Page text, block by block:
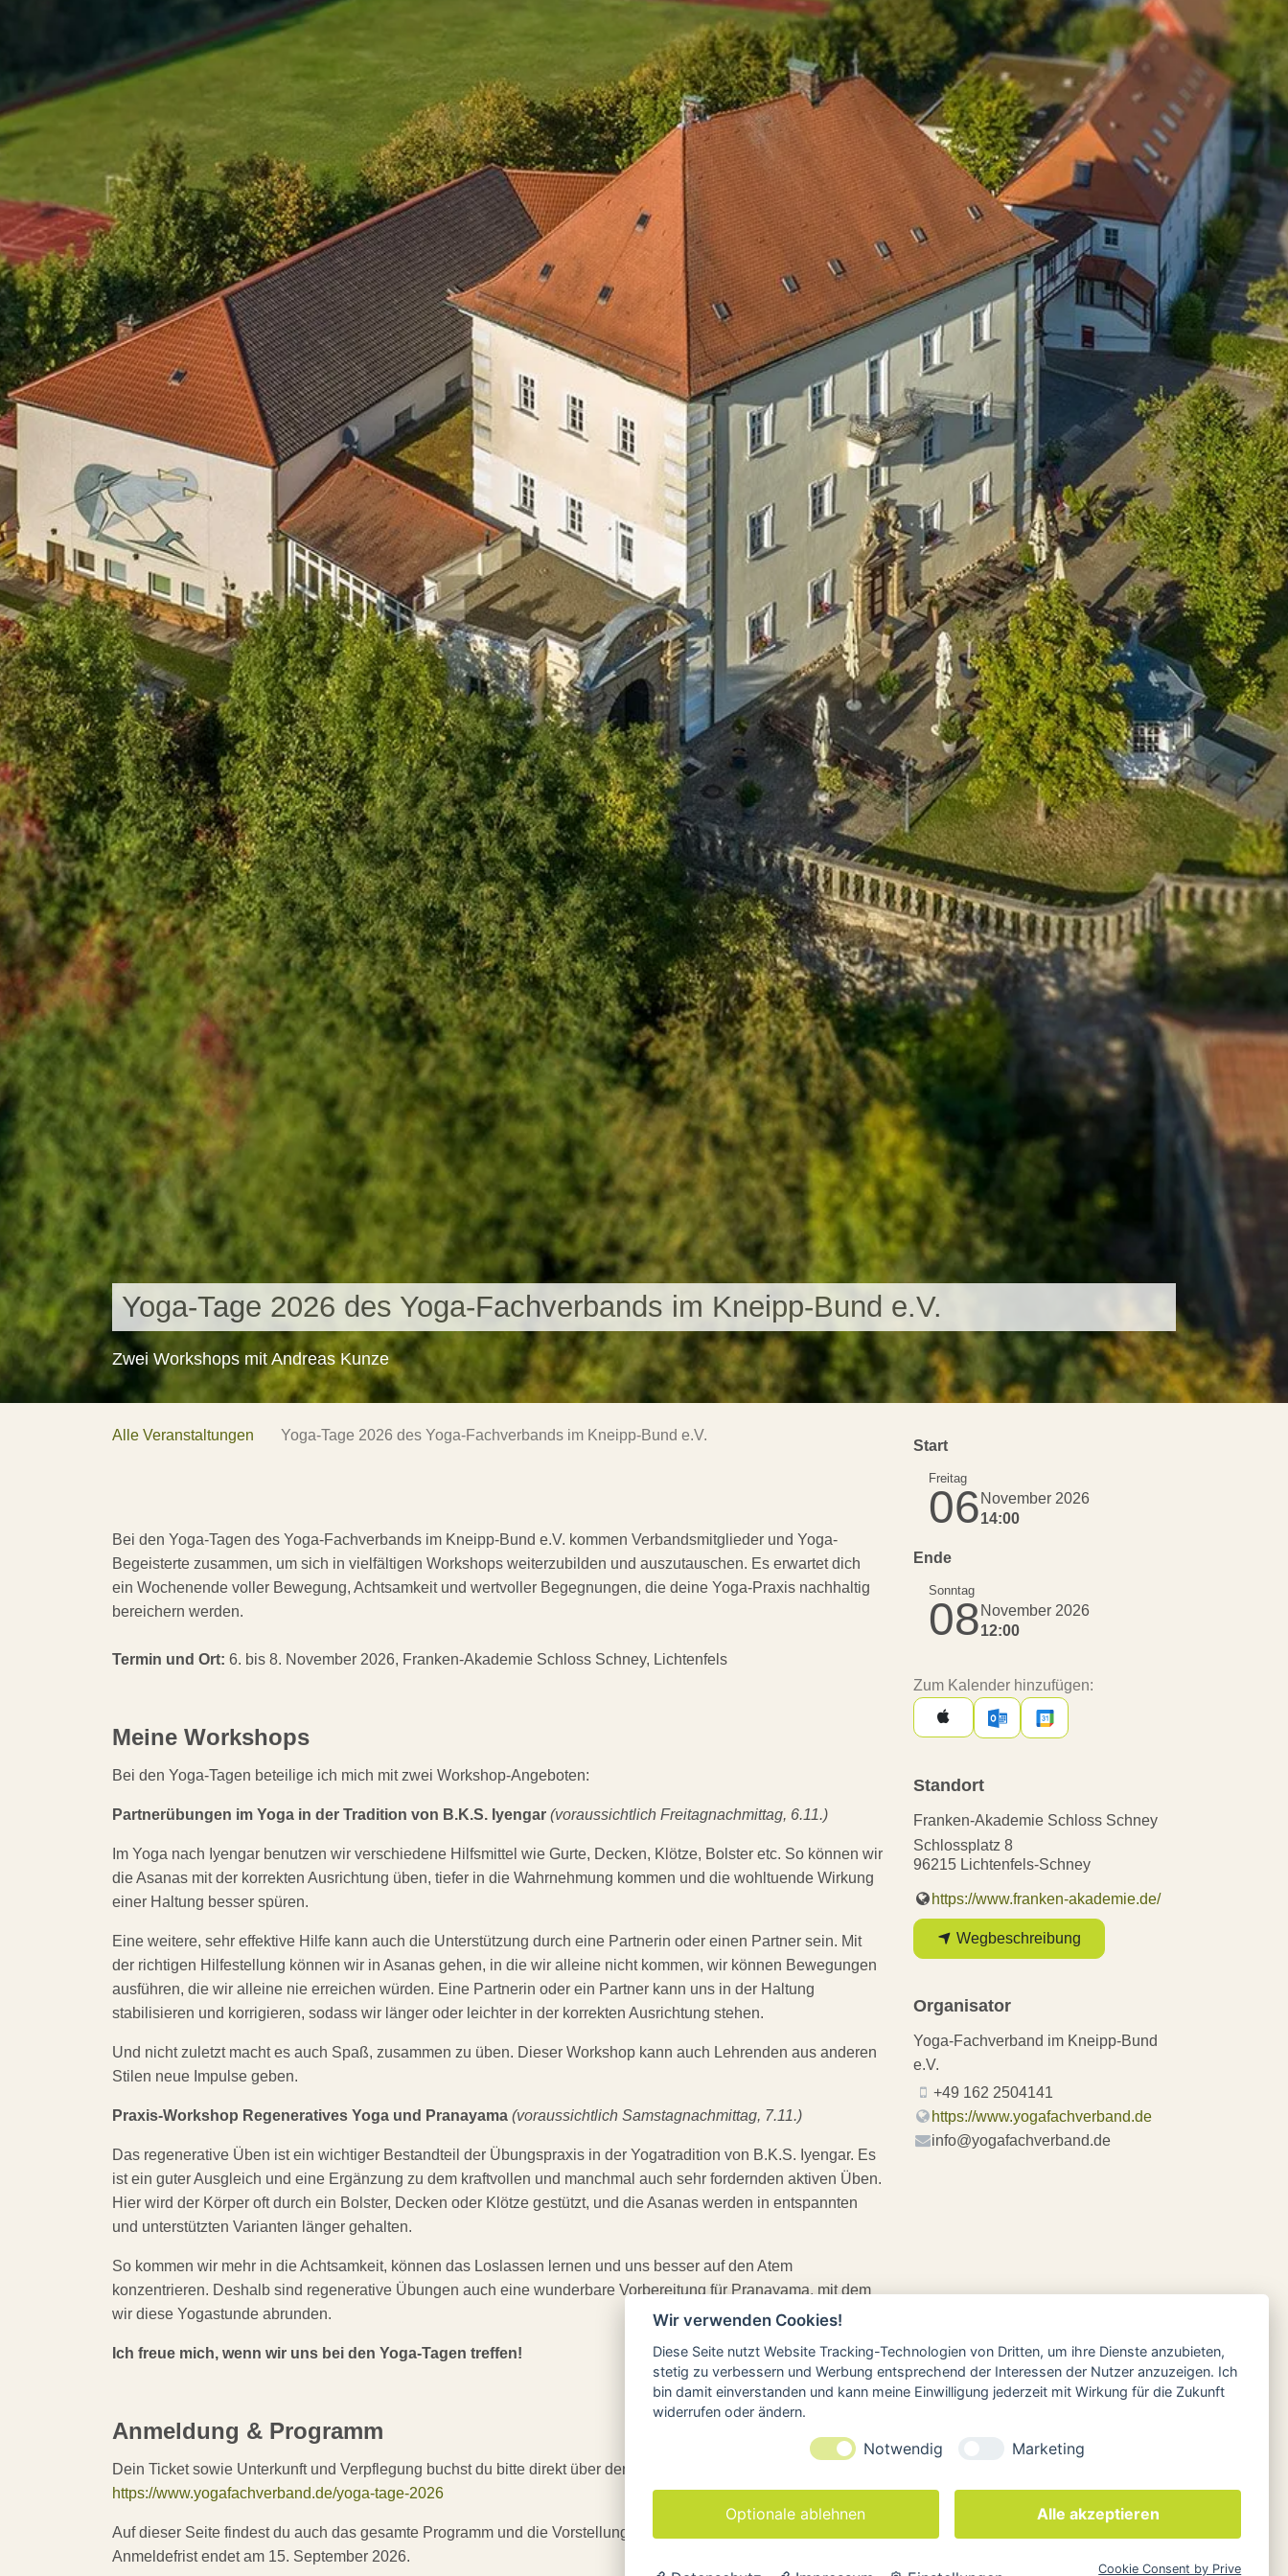
Yoga-Tage 2026 des Yoga-Fachverbands im Kneipp-Bund e.V.
Zwei Workshops mit Andreas Kunze
Alle Veranstaltungen Yoga-Tage 2026 des Yoga-Fachverbands im Kneipp-Bund e.V.
Bei den Yoga-Tagen des Yoga-Fachverbands im Kneipp-Bund e.V. kommen Verbandsmitglieder und Yoga-
Begeisterte zusammen, um sich in vielfältigen Workshops weiterzubilden und auszutauschen. Es erwartet dich
ein Wochenende voller Bewegung, Achtsamkeit und wertvoller Begegnungen, die deine Yoga-Praxis nachhaltig
bereichern werden.
Termin und Ort: 6. bis 8. November 2026, Franken-Akademie Schloss Schney, Lichtenfels
Meine Workshops
Bei den Yoga-Tagen beteilige ich mich mit zwei Workshop-Angeboten:
Partnerübungen im Yoga in der Tradition von B.K.S. Iyengar (voraussichtlich Freitagnachmittag, 6.11.)
Im Yoga nach Iyengar benutzen wir verschiedene Hilfsmittel wie Gurte, Decken, Klötze, Bolster etc. So können wir
die Asanas mit der korrekten Ausrichtung üben, tiefer in die Wahrnehmung kommen und die wohltuende Wirkung
einer Haltung besser spüren.
Eine weitere, sehr effektive Hilfe kann auch die Unterstützung durch eine Partnerin oder einen Partner sein. Mit
der richtigen Hilfestellung können wir in Asanas gehen, in die wir alleine nicht kommen, wir können Bewegungen
ausführen, die wir alleine nie erreichen würden. Eine Partnerin oder ein Partner kann uns in der Haltung
stabilisieren und korrigieren, sodass wir länger oder leichter in der korrekten Ausrichtung stehen.
Und nicht zuletzt macht es auch Spaß, zusammen zu üben. Dieser Workshop kann auch Lehrenden aus anderen
Stilen neue Impulse geben.
Praxis-Workshop Regeneratives Yoga und Pranayama (voraussichtlich Samstagnachmittag, 7.11.)
Das regenerative Üben ist ein wichtiger Bestandteil der Übungspraxis in der Yogatradition von B.K.S. Iyengar. Es
ist ein guter Ausgleich und eine Ergänzung zu dem kraftvollen und manchmal auch sehr fordernden aktiven Üben.
Hier wird der Körper oft durch ein Bolster, Decken oder Klötze gestützt, und die Asanas werden in entspannten
und unterstützten Varianten länger gehalten.
So kommen wir mehr in die Achtsamkeit, können das Loslassen lernen und uns besser auf den Atem
konzentrieren. Deshalb sind regenerative Übungen auch eine wunderbare Vorbereitung für Pranayama, mit dem
wir diese Yogastunde abrunden.
Ich freue mich, wenn wir uns bei den Yoga-Tagen treffen!
Anmeldung & Programm
Dein Ticket sowie Unterkunft und Verpflegung buchst du bitte direkt über den Yoga-Fachverband:
https://www.yogafachverband.de/yoga-tage-2026
Auf dieser Seite findest du auch das gesamte Programm und die Vorstellung der Workshop-Leiter:innen. Die
Anmeldefrist endet am 15. September 2026.
Start
Freitag
06 November 2026
14:00
Ende
Sonntag
08 November 2026
12:00
Zum Kalender hinzufügen:
Standort
Franken-Akademie Schloss Schney
Schlossplatz 8
96215 Lichtenfels-Schney
https://www.franken-akademie.de/
Wegbeschreibung
Organisator
Yoga-Fachverband im Kneipp-Bund
e.V.
+49 162 2504141
https://www.yogafachverband.de
info@yogafachverband.de
Wir verwenden Cookies!
Diese Seite nutzt Website Tracking-Technologien von Dritten, um ihre Dienste anzubieten,
stetig zu verbessern und Werbung entsprechend der Interessen der Nutzer anzuzeigen. Ich
bin damit einverstanden und kann meine Einwilligung jederzeit mit Wirkung für die Zukunft
widerrufen oder ändern.
Notwendig Marketing
Optionale ablehnen Alle akzeptieren
Cookie Consent by Prive